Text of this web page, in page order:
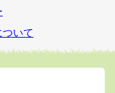
いて